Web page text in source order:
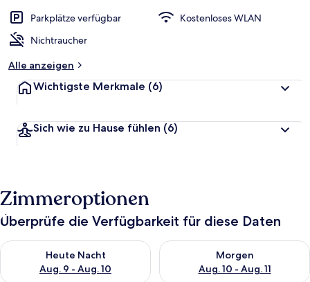
Parkplätze verfügbar
Kostenloses WLAN
Nichtraucher
Alle anzeigen
Wichtigste Merkmale (6)
Sich wie zu Hause fühlen (6)
Zimmeroptionen
Überprüfe die Verfügbarkeit für diese Daten
Heute Nacht
Aug. 9 - Aug. 10
Überprüfe die Verfügbarkeit für heute Nacht, Aug. 9 - Aug.
Morgen
Aug. 10 - Aug. 11
Überprüfe die Verfügbarkeit